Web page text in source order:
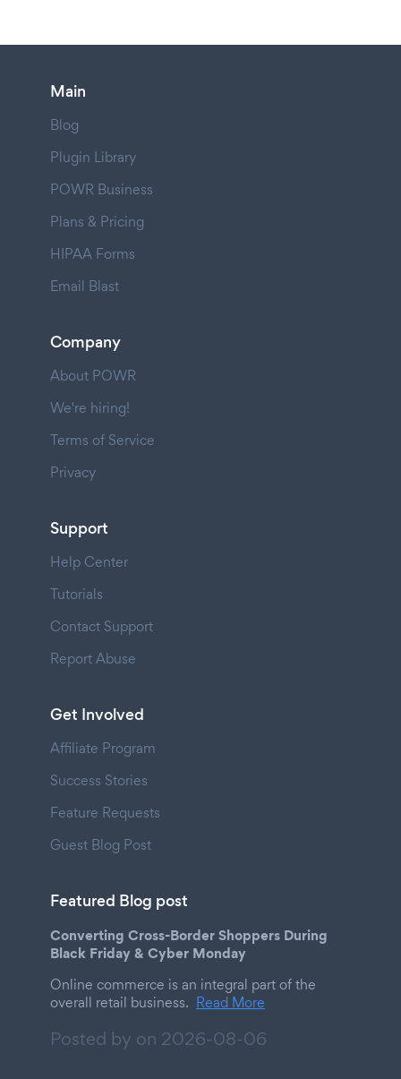
Main
Blog
Plugin Library
POWR Business
Plans & Pricing
HIPAA Forms
Email Blast
Company
About POWR
We're hiring!
Terms of Service
Privacy
Support
Help Center
Tutorials
Contact Support
Report Abuse
Get Involved
Affiliate Program
Success Stories
Feature Requests
Guest Blog Post
Featured Blog post
Converting Cross-Border Shoppers During
Black Friday & Cyber Monday
Online commerce is an integral part of the
overall retail business. Read More
Posted by on 2026-08-06